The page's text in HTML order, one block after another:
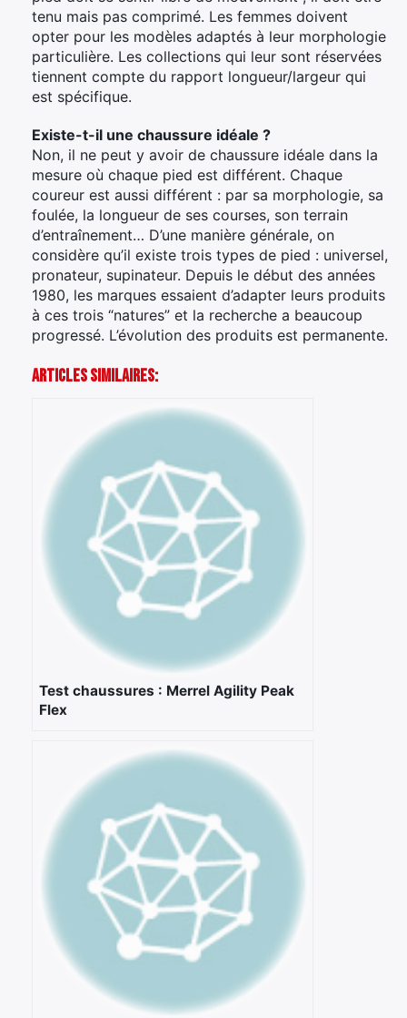
tenu mais pas comprimé. Les femmes doivent
opter pour les modèles adaptés à leur morphologie
particulière. Les collections qui leur sont réservées
tiennent compte du rapport longueur/largeur qui
est spécifique.
Existe-t-il une chaussure idéale ?
Non, il ne peut y avoir de chaussure idéale dans la
mesure où chaque pied est différent. Chaque
coureur est aussi différent : par sa morphologie, sa
foulée, la longueur de ses courses, son terrain
d’entraînement… D’une manière générale, on
considère qu’il existe trois types de pied : universel,
pronateur, supinateur. Depuis le début des années
1980, les marques essaient d’adapter leurs produits
à ces trois “natures” et la recherche a beaucoup
progressé. L’évolution des produits est permanente.
Articles Similaires:
Test chaussures : Merrel Agility Peak
Flex